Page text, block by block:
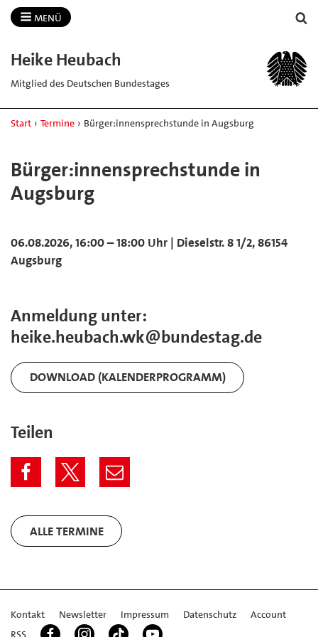
MENÜ
Heike Heubach
Mitglied des Deutschen Bundestages
Start › Termine › Bürger:innensprechstunde in Augsburg
Bürger:innensprechstunde in
Augsburg
06.08.2026, 16:00 – 18:00 Uhr | Dieselstr. 8 1/2, 86154
Augsburg
Anmeldung unter:
heike.heubach.wk@bundestag.de
DOWNLOAD (KALENDERPROGRAMM)
Teilen
ALLE TERMINE
Kontakt Newsletter Impressum Datenschutz
Account
RSS